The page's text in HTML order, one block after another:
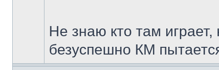
Не знаю кто там
безуспешно КМ